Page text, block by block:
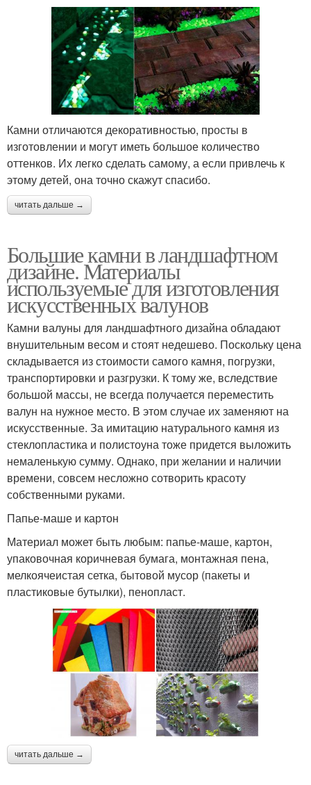
Камни отличаются декоративностью, просты в
изготовлении и могут иметь большое количество
оттенков. Их легко сделать самому, а если привлечь к
этому детей, она точно скажут спасибо.
читать дальше →
Большие камни в ландшафтном
дизайне. Материалы
используемые для изготовления
искусственных валунов
Камни валуны для ландшафтного дизайна обладают
внушительным весом и стоят недешево. Поскольку цена
складывается из стоимости самого камня, погрузки,
транспортировки и разгрузки. К тому же, вследствие
большой массы, не всегда получается переместить
валун на нужное место. В этом случае их заменяют на
искусственные. За имитацию натурального камня из
стеклопластика и полистоуна тоже придется выложить
немаленькую сумму. Однако, при желании и наличии
времени, совсем несложно сотворить красоту
собственными руками.
Папье-маше и картон
Материал может быть любым: папье-маше, картон,
упаковочная коричневая бумага, монтажная пена,
мелкоячеистая сетка, бытовой мусор (пакеты и
пластиковые бутылки), пенопласт.
читать дальше →